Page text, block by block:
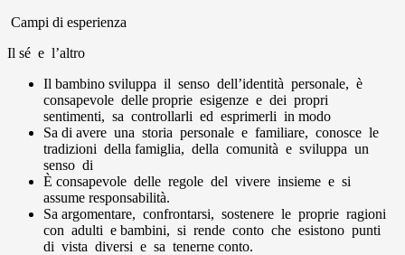
Campi di esperienza
Il sé e l’altro
Il bambino sviluppa il senso dell’identità personale, è
consapevole delle proprie esigenze e dei propri
sentimenti, sa controllarli ed esprimerli in modo
Sa di avere una storia personale e familiare, conosce le
tradizioni della famiglia, della comunità e sviluppa un
senso di
È consapevole delle regole del vivere insieme e si
assume responsabilità.
Sa argomentare, confrontarsi, sostenere le proprie ragioni
con adulti e bambini, si rende conto che esistono punti
di vista diversi e sa tenerne conto.